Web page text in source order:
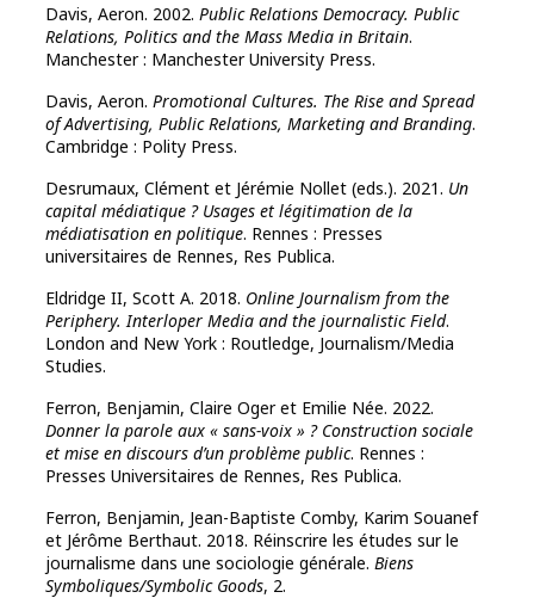
Davis, Aeron. 2002. Public Relations Democracy. Public
Relations, Politics and the Mass Media in Britain.
Manchester : Manchester University Press.
Davis, Aeron. Promotional Cultures. The Rise and Spread
of Advertising, Public Relations, Marketing and Branding.
Cambridge : Polity Press.
Desrumaux, Clément et Jérémie Nollet (eds.). 2021. Un
capital médiatique ? Usages et légitimation de la
médiatisation en politique. Rennes : Presses
universitaires de Rennes, Res Publica.
Eldridge II, Scott A. 2018. Online Journalism from the
Periphery. Interloper Media and the journalistic Field.
London and New York : Routledge, Journalism/Media
Studies.
Ferron, Benjamin, Claire Oger et Emilie Née. 2022.
Donner la parole aux « sans-voix » ? Construction sociale
et mise en discours d’un problème public. Rennes :
Presses Universitaires de Rennes, Res Publica.
Ferron, Benjamin, Jean-Baptiste Comby, Karim Souanef
et Jérôme Berthaut. 2018. Réinscrire les études sur le
journalisme dans une sociologie générale. Biens
Symboliques/Symbolic Goods, 2.